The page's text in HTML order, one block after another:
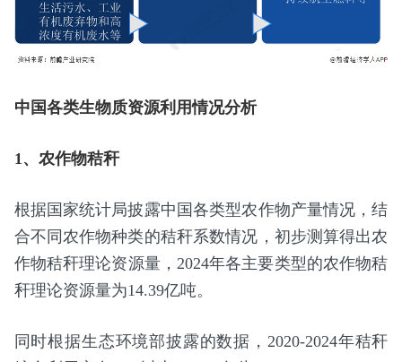
中国各类生物质资源利用情况分析
1、农作物秸秆
根据国家统计局披露中国各类型农作物产量情况，结
合不同农作物种类的秸秆系数情况，初步测算得出农
作物秸秆理论资源量，2024年各主要类型的农作物秸
秆理论资源量为14.39亿吨。
同时根据生态环境部披露的数据，2020-2024年秸秆